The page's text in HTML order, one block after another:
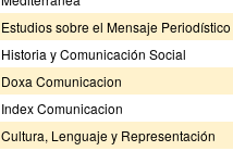
Estudios sobre el Mensaje Periodístico
Historia y Comunicación Social
Doxa Comunicacion
Index Comunicacion
Cultura, Lenguaje y Representación